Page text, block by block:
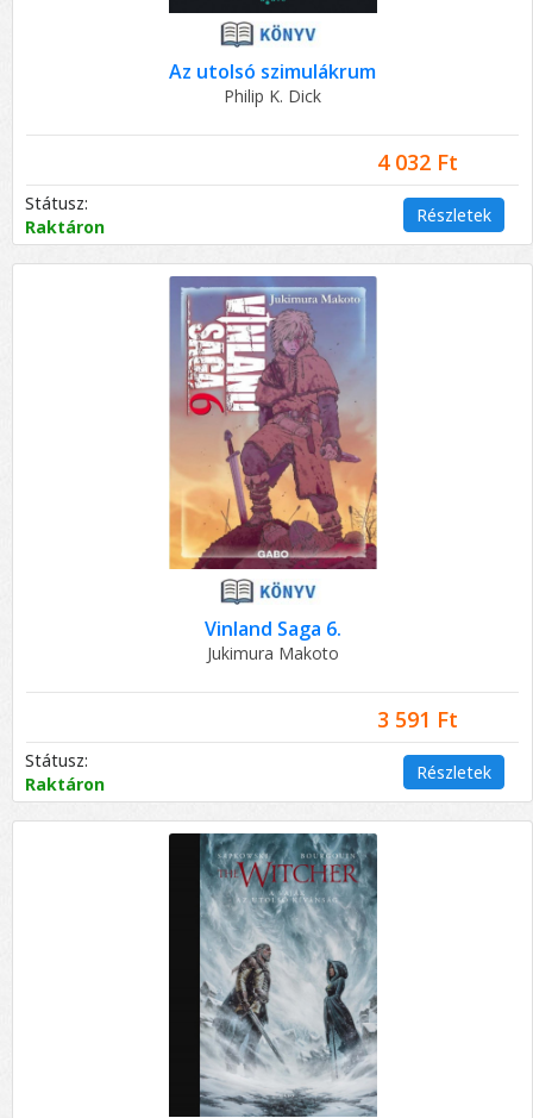
Az utolsó szimulákrum
Philip K. Dick
4 032 Ft
Státusz:
Raktáron
Részletek
Vinland Saga 6.
Jukimura Makoto
3 591 Ft
Státusz:
Raktáron
Részletek